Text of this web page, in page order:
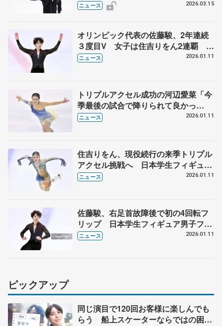
ニュース 2026.03.15
オリンピック代表の佐藤駿、2年連続
３度目V 女子は住吉りをん2連覇 日
本学生フィギュア最終日
ニュース 2026.01.11
トリプルアクセル成功の河辺愛菜「今
季最後の試合で降りられて良かっ
た」 日本学生フィギュア女子フリー
ニュース 2026.01.11
住吉りをん、現役続行の来季トリプル
アクセル挑戦へ 日本学生フィギュア
女子フリー
ニュース 2026.01.11
佐藤駿、右足首故障後で初の4回転フ
リップ 日本学生フィギュア男子フリ
ー
ニュース 2026.01.11
ピックアップ
同じ演目で120回お客様に楽しんでも
らう 船上スケーターならではの困難